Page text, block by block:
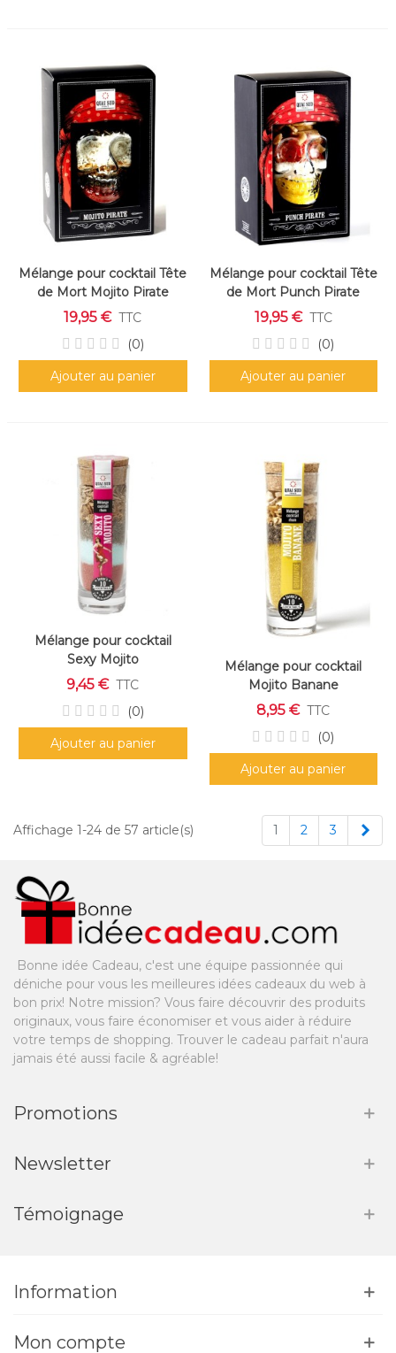
Mélange pour cocktail Tête
de Mort Mojito Pirate
19,95 € TTC
(0)
Ajouter au panier
Mélange pour cocktail Tête
de Mort Punch Pirate
19,95 € TTC
(0)
Ajouter au panier
Mélange pour cocktail
Sexy Mojito
9,45 € TTC
(0)
Ajouter au panier
Mélange pour cocktail
Mojito Banane
8,95 € TTC
(0)
Ajouter au panier
Affichage 1-24 de 57 article(s) 1 2 3
Bonne idée Cadeau, c'est une équipe passionnée qui
déniche pour vous les meilleures idées cadeaux du web à
bon prix! Notre mission? Vous faire découvrir des produits
originaux, vous faire économiser et vous aider à réduire
votre temps de shopping. Trouver le cadeau parfait n'aura
jamais été aussi facile & agréable!
Promotions
Newsletter
Témoignage
Information
Mon compte